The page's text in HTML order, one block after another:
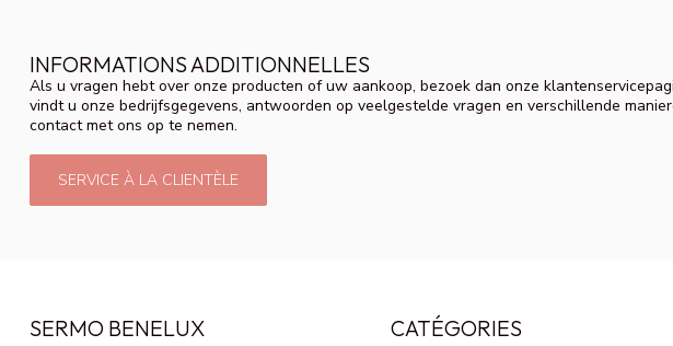
INFORMATIONS ADDITIONNELLES
Als u vragen hebt over onze producten of uw aankoop, bezoek dan onze
vindt u onze bedrijfsgegevens, antwoorden op veelgestelde vragen en verschillende
contact met ons op te nemen.
SERVICE À LA CLIENTÈLE
SERMO BENELUX CATÉGORIES